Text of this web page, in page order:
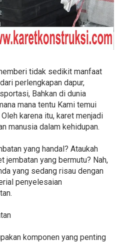
tidak sedikit manfaat
perlengkapan dapur,
Bahkan di dunia
mana tentu Kami temui
karena itu, karet menjadi
manusia dalam kehidupan.
yang handal? Ataukah
jembatan yang bermutu? Nah,
yang sedang risau dengan
penyelesaian
komponen yang penting